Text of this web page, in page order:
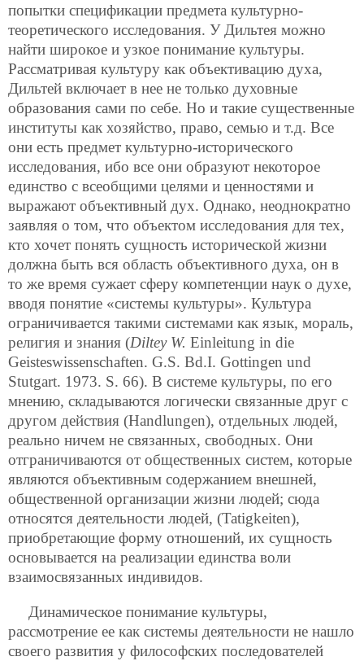
попытки спецификации предмета культурно-
теоретического исследования. У Дильтея можно
найти широкое и узкое понимание культуры.
Рассматривая культуру как объективацию духа,
Дильтей включает в нее не только духовные
образования сами по себе. Но и такие существенные
институты как хозяйство, право, семью и т.д. Все
они есть предмет культурно-исторического
исследования, ибо все они образуют некоторое
единство с всеобщими целями и ценностями и
выражают объективный дух. Однако, неоднократно
заявляя о том, что объектом исследования для тех,
кто хочет понять сущность исторической жизни
должна быть вся область объективного духа, он в
то же время сужает сферу компетенции наук о духе,
вводя понятие «системы культуры». Культура
ограничивается такими системами как язык, мораль,
религия и знания (Diltey W. Einleitung in die
Geisteswissenschaften. G.S. Bd.I. Gottingen und
Stutgart. 1973. S. 66). В системе культуры, по его
мнению, складываются логически связанные друг с
другом действия (Handlungen), отдельных людей,
реально ничем не связанных, свободных. Они
отграничиваются от общественных систем, которые
являются объективным содержанием внешней,
общественной организации жизни людей; сюда
относятся деятельности людей, (Tatigkeiten),
приобретающие форму отношений, их сущность
основывается на реализации единства воли
взаимосвязанных индивидов.
Динамическое понимание культуры,
рассмотрение ее как системы деятельности не нашло
своего развития у философских последователей